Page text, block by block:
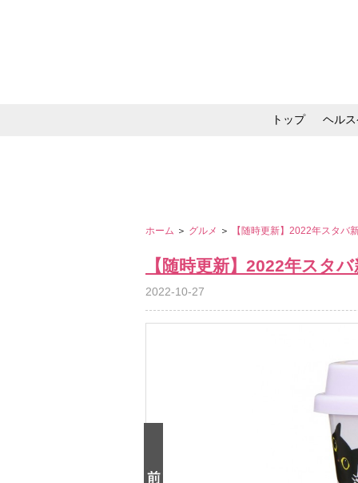
トップ ヘル
ホーム ＞ グルメ ＞ 【随時更新】2022年スタバ
【随時更新】2022年スタ
2022-10-27